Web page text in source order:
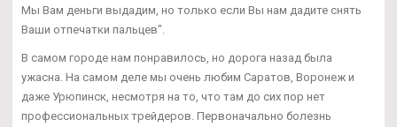
Мы Вам деньги выдадим, но только если Вы нам дадите снять
Ваши отпечатки пальцев".
В самом городе нам понравилось, но дорога назад была
ужасна. На самом деле мы очень любим Саратов, Воронеж и
даже Урюпинск, несмотря на то, что там до сих пор нет
профессиональных трейдеров. Первоначально болезнь